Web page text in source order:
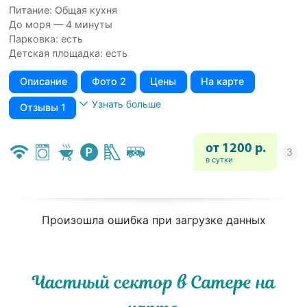
Питание: Общая кухня
До моря — 4 минуты
Парковка: есть
Детская площадка: есть
Описание Фото 2 Цены На карте
Отзывы 1 Узнать больше
от 1200 р.
в сутки
Произошла ошибка при загрузке данных
Частный сектор в Сатере на